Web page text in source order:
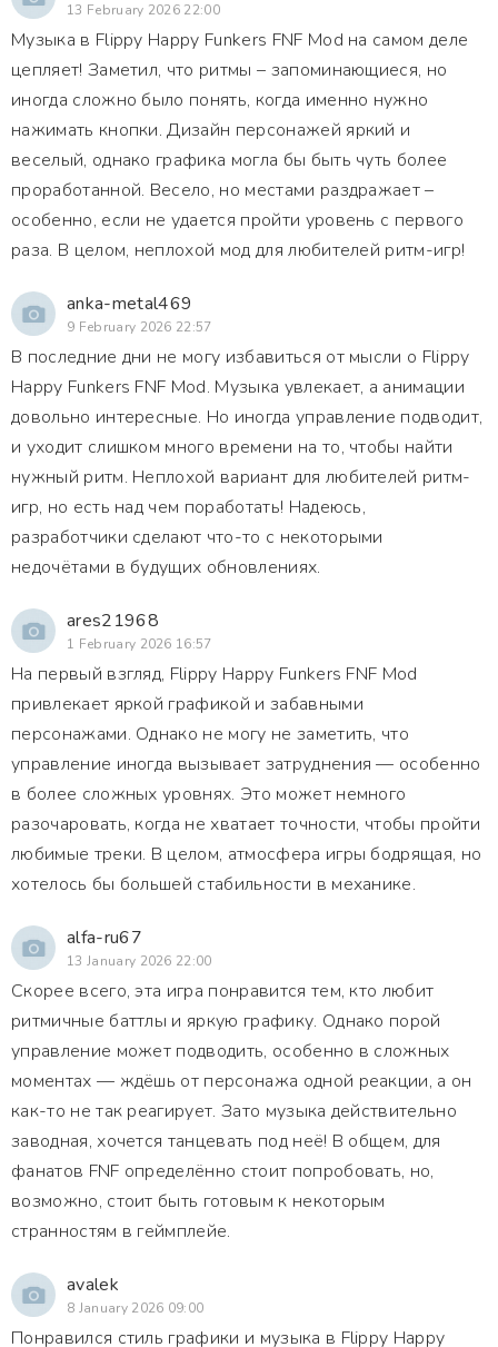
13 February 2026 22:00
Музыка в Flippy Happy Funkers FNF Mod на самом деле
цепляет! Заметил, что ритмы – запоминающиеся, но
иногда сложно было понять, когда именно нужно
нажимать кнопки. Дизайн персонажей яркий и
веселый, однако графика могла бы быть чуть более
проработанной. Весело, но местами раздражает –
особенно, если не удается пройти уровень с первого
раза. В целом, неплохой мод для любителей ритм-игр!
anka-metal469
9 February 2026 22:57
В последние дни не могу избавиться от мысли о Flippy
Happy Funkers FNF Mod. Музыка увлекает, а анимации
довольно интересные. Но иногда управление подводит,
и уходит слишком много времени на то, чтобы найти
нужный ритм. Неплохой вариант для любителей ритм-
игр, но есть над чем поработать! Надеюсь,
разработчики сделают что-то с некоторыми
недочётами в будущих обновлениях.
ares21968
1 February 2026 16:57
На первый взгляд, Flippy Happy Funkers FNF Mod
привлекает яркой графикой и забавными
персонажами. Однако не могу не заметить, что
управление иногда вызывает затруднения — особенно
в более сложных уровнях. Это может немного
разочаровать, когда не хватает точности, чтобы пройти
любимые треки. В целом, атмосфера игры бодрящая, но
хотелось бы большей стабильности в механике.
alfa-ru67
13 January 2026 22:00
Скорее всего, эта игра понравится тем, кто любит
ритмичные баттлы и яркую графику. Однако порой
управление может подводить, особенно в сложных
моментах — ждёшь от персонажа одной реакции, а он
как-то не так реагирует. Зато музыка действительно
заводная, хочется танцевать под неё! В общем, для
фанатов FNF определённо стоит попробовать, но,
возможно, стоит быть готовым к некоторым
странностям в геймплейе.
avalek
8 January 2026 09:00
Понравился стиль графики и музыка в Flippy Happy